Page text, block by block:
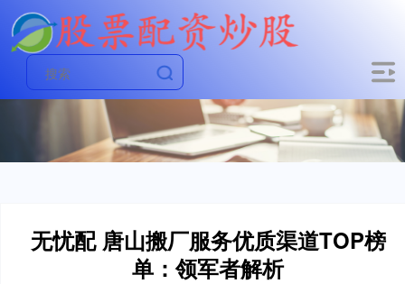
无忧配 唐山搬厂服务优质渠道TOP榜
单：领军者解析